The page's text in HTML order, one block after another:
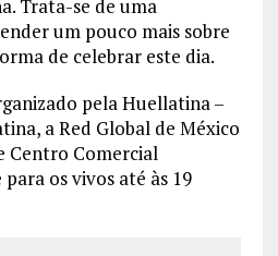
Trata-se de uma
um pouco mais sobre
de celebrar este dia.
pela Huellatina –
a Red Global de México
Centro Comercial
os vivos até às 19